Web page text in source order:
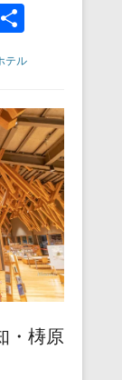
H
テル
・梼原